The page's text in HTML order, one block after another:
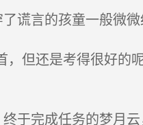
谎言的孩童一般微微
但还是考得很好的
于完成任务的梦月